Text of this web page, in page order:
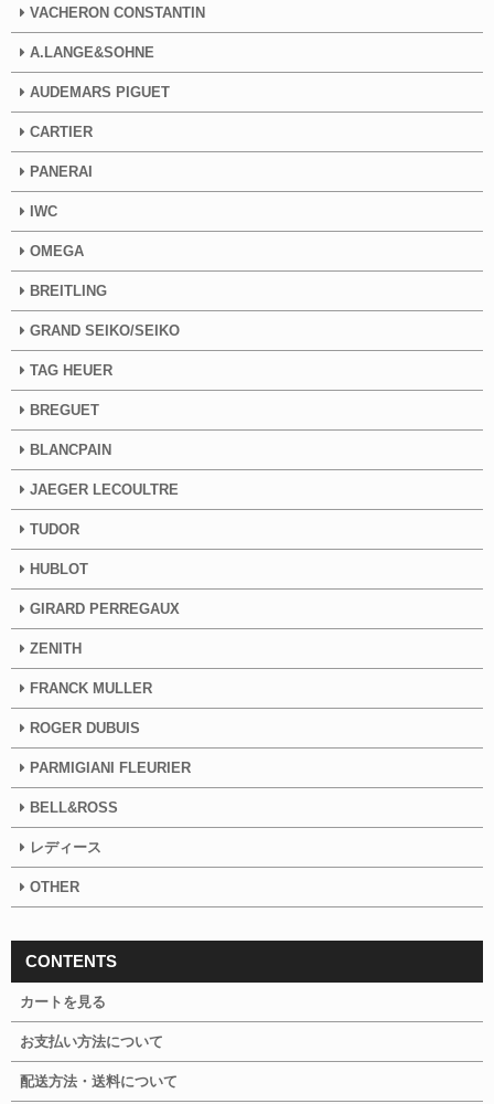
VACHERON CONSTANTIN
A.LANGE&SOHNE
AUDEMARS PIGUET
CARTIER
PANERAI
IWC
OMEGA
BREITLING
GRAND SEIKO/SEIKO
TAG HEUER
BREGUET
BLANCPAIN
JAEGER LECOULTRE
TUDOR
HUBLOT
GIRARD PERREGAUX
ZENITH
FRANCK MULLER
ROGER DUBUIS
PARMIGIANI FLEURIER
BELL&ROSS
レディース
OTHER
CONTENTS
カートを見る
お支払い方法について
配送方法・送料について